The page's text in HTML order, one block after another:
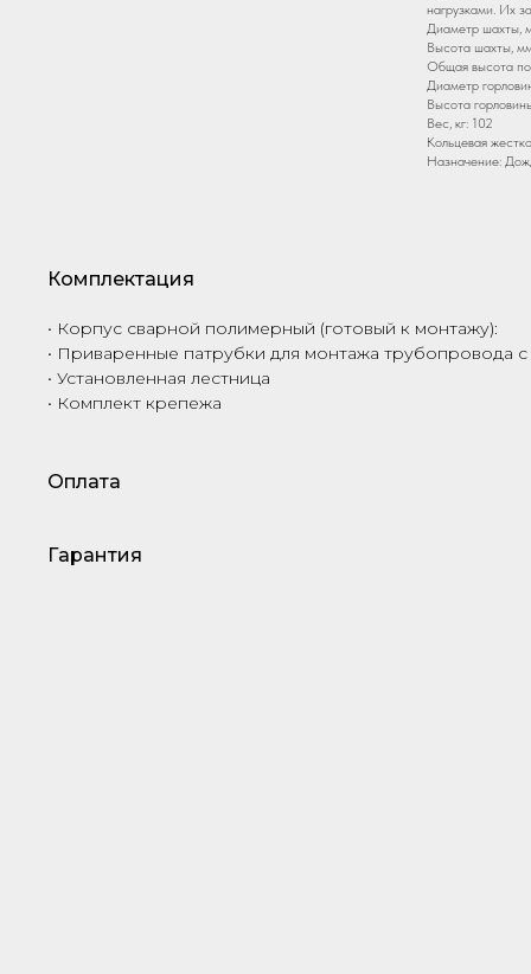
нагрузками. Их
Диаметр шахты,
Высота шахты,
Общая высота
Диаметр
Высота
Вес, кг: 102
Кольцевая
Назначение:
Комплектация
• Корпус сварной полимерный (готовый к монтажу):
• Приваренные патрубки для монтажа трубопровода
• Установленная лестница
• Комплект крепежа
Оплата
Гарантия